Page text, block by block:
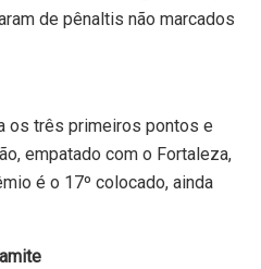
de pênaltis não marcados
os três primeiros pontos e
empatado com o Fortaleza,
é o 17º colocado, ainda